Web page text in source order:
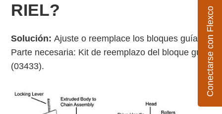
Conectarse con Flexco
RIEL?
Solución:Ajuste o reemplace los bloques guía.
Parte necesaria: Kit de reemplazo del bloque guía
(03433).